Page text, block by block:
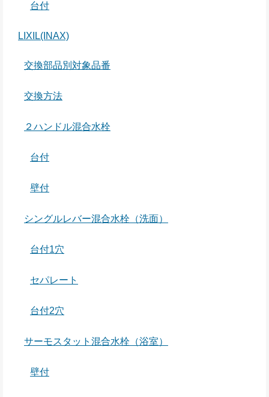
台付
LIXIL(INAX)
交換部品別対象品番
交換方法
２ハンドル混合水栓
台付
壁付
シングルレバー混合水栓（洗面）
台付1穴
セパレート
台付2穴
サーモスタット混合水栓（浴室）
壁付